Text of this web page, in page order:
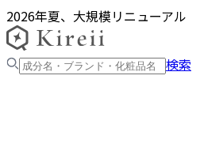
2026年夏、大規模リニューアル
検索